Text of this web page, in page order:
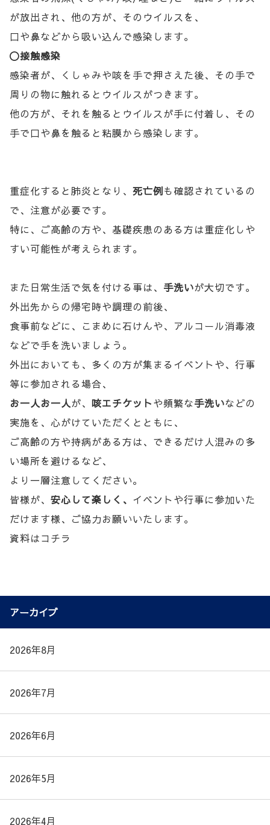
が放出され、他の方が、そのウイルスを、
口や鼻などから吸い込んで感染します。
〇接触感染
感染者が、くしゃみや咳を手で押さえた後、その手で
周りの物に触れるとウイルスがつきます。
他の方が、それを触るとウイルスが手に付着し、その
手で口や鼻を触ると粘膜から感染します。
重症化すると肺炎となり、 死亡例も確認されているの
で、注意が必要です。
特に、ご高齢の方や、基礎疾患のある方は重症化しや
すい可能性が考えられます。
また日常生活で気を付ける事は、 手洗いが大切です。
外出先からの帰宅時や調理の前後、
食事前などに、こまめに石けんや、アルコール消毒液
などで手を洗いましょう。
外出においても、多くの方が集まるイベントや、行事
等に参加される場合、
お一人お一人が、 咳エチケットや頻繁な手洗いなどの
実施を、心がけていただくとともに、
ご高齢の方や持病がある方は、できるだけ人混みの多
い場所を避けるなど、
より一層注意してください。
皆様が、 安心して楽しく、 イベントや行事に参加いた
だけます様、ご協力お願いいたします。
資料はコチラ
アーカイブ
2026年8月
2026年7月
2026年6月
2026年5月
2026年4月